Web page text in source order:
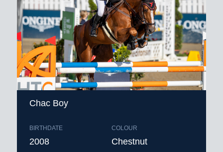
Chac Boy
BIRTHDATE
2008
COLOUR
Chestnut